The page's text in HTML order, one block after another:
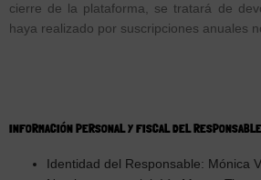
cierre de la plataforma, se tratará de
haya realizado por suscripciones anuales
INFORMACIÓN PERSONAL Y FISCAL DEL
Identidad del Responsable: Mónica